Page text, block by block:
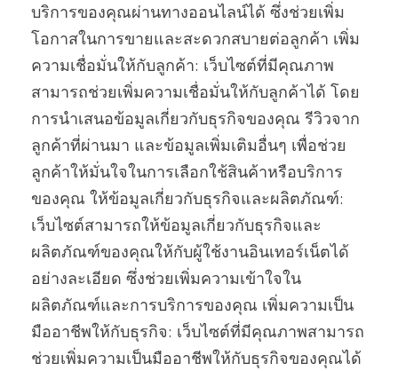
บริการของคุณผ่านทางออนไลน์ได้ ซึ่งช่วยเพิ่ม
โอกาสในการขายและสะดวกสบายต่อลูกค้า เพิ่ม
ความเชื่อมั่นให้กับลูกค้า: เว็บไซต์ที่มีคุณภาพ
สามารถช่วยเพิ่มความเชื่อมั่นให้กับลูกค้าได้ โดย
การนำเสนอข้อมูลเกี่ยวกับธุรกิจของคุณ รีวิวจาก
ลูกค้าที่ผ่านมา และข้อมูลเพิ่มเติมอื่นๆ เพื่อช่วย
ลูกค้าให้มั่นใจในการเลือกใช้สินค้าหรือบริการ
ของคุณ ให้ข้อมูลเกี่ยวกับธุรกิจและผลิตภัณฑ์:
เว็บไซต์สามารถให้ข้อมูลเกี่ยวกับธุรกิจและ
ผลิตภัณฑ์ของคุณให้กับผู้ใช้งานอินเทอร์เน็ตได้
อย่างละเอียด ซึ่งช่วยเพิ่มความเข้าใจใน
ผลิตภัณฑ์และการบริการของคุณ เพิ่มความเป็น
มืออาชีพให้กับธุรกิจ: เว็บไซต์ที่มีคุณภาพสามารถ
ช่วยเพิ่มความเป็นมืออาชีพให้กับธุรกิจของคุณได้